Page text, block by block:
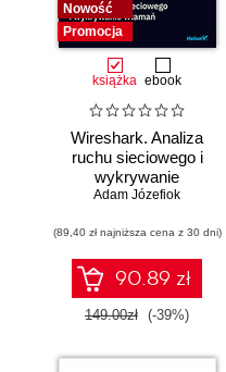
Nowość
Promocja
książka ebook
Wireshark. Analiza
ruchu sieciowego i
wykrywanie
włamań
Adam Józefiok
(89,40 zł najniższa cena z 30 dni)
90.89 zł
149.00zł (-39%)